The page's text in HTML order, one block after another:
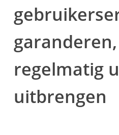
regelmatig
uitbrengen